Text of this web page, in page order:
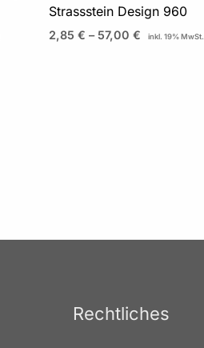
Strassstein Design 960
2,85 € –57,00 € inkl. 19% MwSt.
Rechtliches